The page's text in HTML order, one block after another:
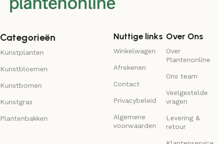
Categorieën
Kunstplanten
Kunstbloemen
Kunstbomen
Kunstgras
Plantenbakken
Nuttige links
Winkelwagen
Afrekenen
Contact
Privacybeleid
Algemene
voorwaarden
Over Ons
Over
Plantenonline
Ons team
Veelgestelde
vragen
Levering &
retour